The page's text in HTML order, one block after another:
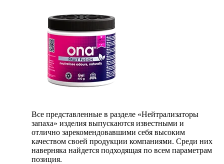
Все представленные в разделе «Нейтрализаторы
запаха» изделия выпускаются известными и
отлично зарекомендовавшими себя высоким
качеством своей продукции компаниями. Среди них
наверняка найдется подходящая по всем параметрам
позиция.